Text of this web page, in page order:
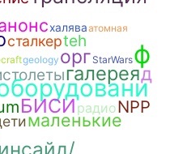
халяваатомная
сталкерteh
geology орг StarWarsф
галереяд
БИСИ радиоNPP
маленькие